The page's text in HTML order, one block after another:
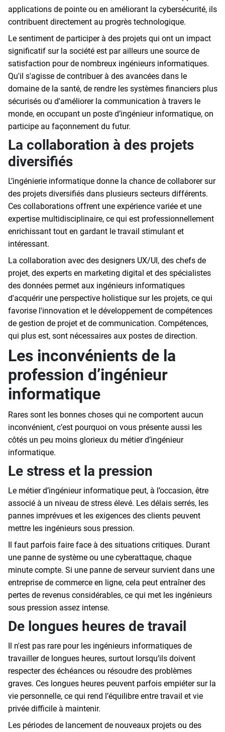
applications de pointe ou en améliorant la cybersécurité, ils
contribuent directement au progrès technologique.
Le sentiment de participer à des projets qui ont un impact
significatif sur la société est par ailleurs une source de
satisfaction pour de nombreux ingénieurs informatiques.
Qu'il s'agisse de contribuer à des avancées dans le
domaine de la santé, de rendre les systèmes financiers plus
sécurisés ou d'améliorer la communication à travers le
monde, en occupant un poste d’ingénieur informatique, on
participe au façonnement du futur.
La collaboration à des projets
diversifiés
L’ingénierie informatique donne la chance de collaborer sur
des projets diversifiés dans plusieurs secteurs différents.
Ces collaborations offrent une expérience variée et une
expertise multidisciplinaire, ce qui est professionnellement
enrichissant tout en gardant le travail stimulant et
intéressant.
La collaboration avec des designers UX/UI, des chefs de
projet, des experts en marketing digital et des spécialistes
des données permet aux ingénieurs informatiques
d'acquérir une perspective holistique sur les projets, ce qui
favorise l'innovation et le développement de compétences
de gestion de projet et de communication. Compétences,
qui plus est, sont nécessaires aux postes de direction.
Les inconvénients de la
profession d’ingénieur
informatique
Rares sont les bonnes choses qui ne comportent aucun
inconvénient, c’est pourquoi on vous présente aussi les
côtés un peu moins glorieux du métier d’ingénieur
informatique.
Le stress et la pression
Le métier d’ingénieur informatique peut, à l’occasion, être
associé à un niveau de stress élevé. Les délais serrés, les
pannes imprévues et les exigences des clients peuvent
mettre les ingénieurs sous pression.
Il faut parfois faire face à des situations critiques. Durant
une panne de système ou une cyberattaque, chaque
minute compte. Si une panne de serveur survient dans une
entreprise de commerce en ligne, cela peut entraîner des
pertes de revenus considérables, ce qui met les ingénieurs
sous pression assez intense.
De longues heures de travail
Il n'est pas rare pour les ingénieurs informatiques de
travailler de longues heures, surtout lorsqu’ils doivent
respecter des échéances ou résoudre des problèmes
graves. Ces longues heures peuvent parfois empiéter sur la
vie personnelle, ce qui rend l’équilibre entre travail et vie
privée difficile à maintenir.
Les périodes de lancement de nouveaux projets ou des